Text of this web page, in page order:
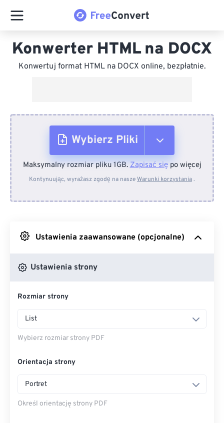
Konwerter HTML na DOCX
Konwertuj format HTML na DOCX online, bezpłatnie.
Wybierz Pliki
Z urządzenia
Z Dysku Google
Maksymalny rozmiar pliku 1GB.Zapisać siępo więcej
Kontynuując, wyrażasz zgodę na naszeWarunki korzystania.
Ustawienia zaawansowane (opcjonalne)
Ustawienia strony
Rozmiar strony
List
Wybierz rozmiar strony PDF
Orientacja strony
Portret
Określ orientację strony PDF